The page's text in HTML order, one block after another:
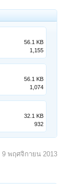
56.1 KB
1,155
56.1 KB
1,074
32.1 KB
932
9 พฤศจิกายน 2013